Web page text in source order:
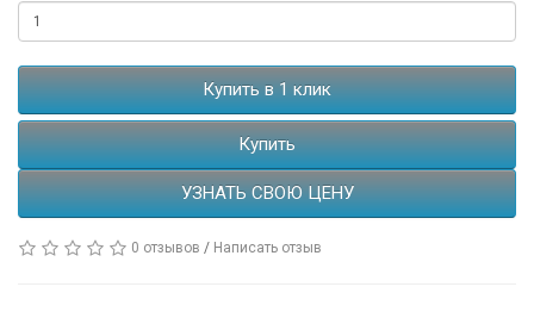
Купить в 1 клик
Купить
УЗНАТЬ СВОЮ ЦЕНУ
0 отзывов / Написать отзыв